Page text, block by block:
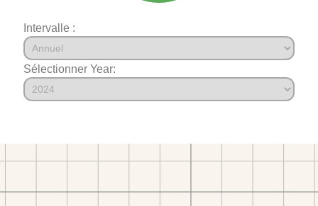
Intervalle :
Sélectionner Year: